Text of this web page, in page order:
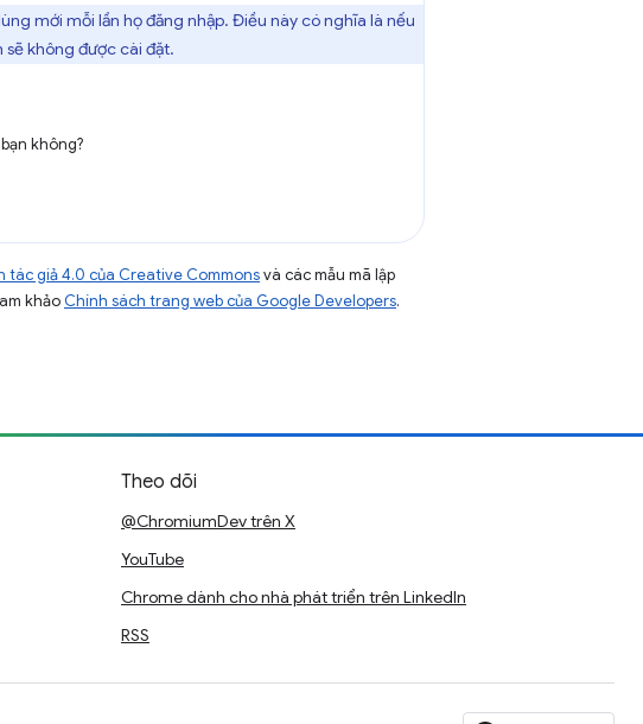
mới mỗi lần họ đăng nhập. Điều này có nghĩa là nếu
sẽ không được cài đặt.
không?
tác giả 4.0 của Creative Commonsvà các mẫu mã lập
khảo Chính sách trang web của Google Developers.
Theo dõi
@ChromiumDev trên X
YouTube
Chrome dành cho nhà phát triển trên LinkedIn
RSS